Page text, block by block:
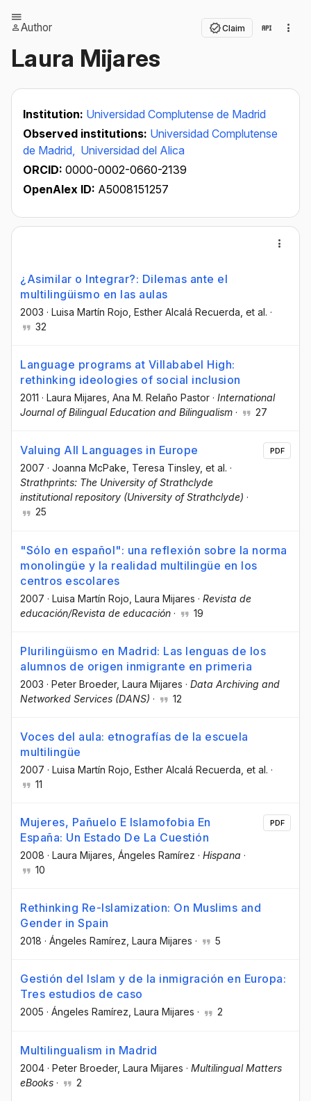
Author Claim
Laura Mijares
Institution: Universidad Complutense de Madrid
Observed institutions: Universidad Complutense
de Madrid, Universidad del Alica
ORCID: 0000-0002-0660-2139
OpenAlex ID: A5008151257
¿Asimilar o Integrar?: Dilemas ante el
multilingüismo en las aulas
2003 · Luisa Martín Rojo , Esther Alcalá Recuerda , et al. ·
32
Language programs at Villababel High:
rethinking ideologies of social inclusion
2011 · Laura Mijares , Ana M. Relaño Pastor · International
Journal of Bilingual Education and Bilingualism · 27
Valuing All Languages in Europe
2007 · Joanna McPake , Teresa Tinsley, et al. ·
Strathprints: The University of Strathclyde
institutional repository (University of Strathclyde) ·
25
PDF
"Sólo en español": una reflexión sobre la norma
monolingüe y la realidad multilingüe en los
centros escolares
2007 · Luisa Martín Rojo , Laura Mijares · Revista de
educación/Revista de educación · 19
Plurilingüismo en Madrid: Las lenguas de los
alumnos de origen inmigrante en primeria
2003 · Peter Broeder, Laura Mijares · Data Archiving and
Networked Services (DANS) · 12
Voces del aula: etnografías de la escuela
multilingüe
2007 · Luisa Martín Rojo , Esther Alcalá Recuerda , et al. ·
11
Mujeres, Pañuelo E Islamofobia En
España: Un Estado De La Cuestión
2008 · Laura Mijares , Ángeles Ramírez · Hispana ·
10
PDF
Rethinking Re-Islamization: On Muslims and
Gender in Spain
2018 · Ángeles Ramírez , Laura Mijares · 5
Gestión del Islam y de la inmigración en Europa:
Tres estudios de caso
2005 · Ángeles Ramírez , Laura Mijares · 2
Multilingualism in Madrid
2004 · Peter Broeder, Laura Mijares · Multilingual Matters
eBooks · 2